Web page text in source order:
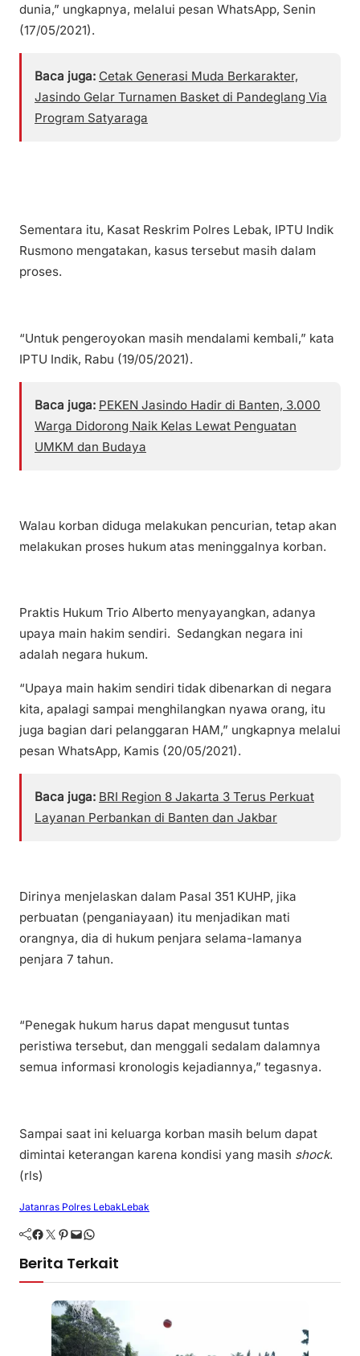
dunia,” ungkapnya, melalui pesan WhatsApp, Senin
(17/05/2021).
Baca juga: Cetak Generasi Muda Berkarakter,
Jasindo Gelar Turnamen Basket di Pandeglang Via
Program Satyaraga
Sementara itu, Kasat Reskrim Polres Lebak, IPTU Indik
Rusmono mengatakan, kasus tersebut masih dalam
proses.
“Untuk pengeroyokan masih mendalami kembali,” kata
IPTU Indik, Rabu (19/05/2021).
Baca juga: PEKEN Jasindo Hadir di Banten, 3.000
Warga Didorong Naik Kelas Lewat Penguatan
UMKM dan Budaya
Walau korban diduga melakukan pencurian, tetap akan
melakukan proses hukum atas meninggalnya korban.
Praktis Hukum Trio Alberto menyayangkan, adanya
upaya main hakim sendiri. Sedangkan negara ini
adalah negara hukum.
“Upaya main hakim sendiri tidak dibenarkan di negara
kita, apalagi sampai menghilangkan nyawa orang, itu
juga bagian dari pelanggaran HAM,” ungkapnya melalui
pesan WhatsApp, Kamis (20/05/2021).
Baca juga: BRI Region 8 Jakarta 3 Terus Perkuat
Layanan Perbankan di Banten dan Jakbar
Dirinya menjelaskan dalam Pasal 351 KUHP, jika
perbuatan (penganiayaan) itu menjadikan mati
orangnya, dia di hukum penjara selama-lamanya
penjara 7 tahun.
“Penegak hukum harus dapat mengusut tuntas
peristiwa tersebut, dan menggali sedalam dalamnya
semua informasi kronologis kejadiannya,” tegasnya.
Sampai saat ini keluarga korban masih belum dapat
dimintai keterangan karena kondisi yang masih shock.
(rls)
Jatanras Polres LebakLebak
Facebook Twitter Pinterest Mail WhatsApp
Berita Terkait